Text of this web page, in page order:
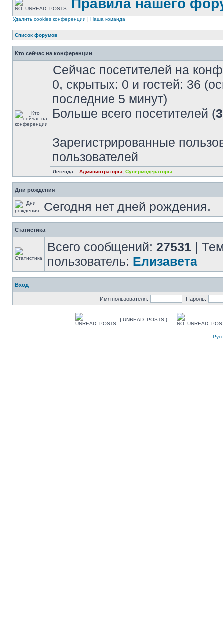
Правила нашего
Удалить cookies конференции | Наша команда
Список форумов
Кто сейчас на конференции
Сейчас посетителей на
0, скрытых: 0 и гостей: 36
последние 5 минут)
Больше всего посетителей (
Зарегистрированные
пользователей
Легенда :: Администраторы Супермодераторы
Дни рождения
Сегодня нет дней рождения.
Статистика
Всего сообщений: 27531 |
пользователь: Елизавета
Вход
Имя пользователя: Пароль:
{ UNREAD_POSTS }